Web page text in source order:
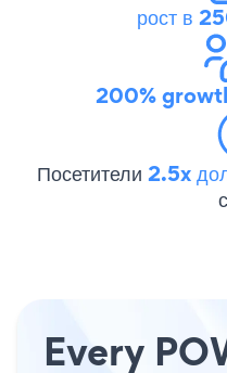
рост в
200%
Посетители 2.5x
Every